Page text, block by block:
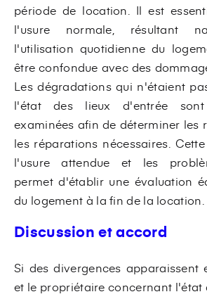
période de location. Il est
l'usure normale, résultant
l'utilisation quotidienne du
être confondue avec des
Les dégradations qui n'étaient
l'état des lieux d'entrée sont
examinées afin de déterminer les
les réparations nécessaires.
l'usure attendue et les
permet d'établir une évaluation
du logement à la fin de la location.
Discussion et accord
Si des divergences apparaissent
et le propriétaire concernant l'état